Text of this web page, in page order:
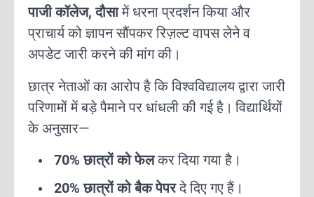
पाजी कॉलेज, दौसामें धरना प्रदर्शन किया और
प्राचार्य को ज्ञापन सौंपकर रिज़ल्ट वापस लेने व
अपडेट जारी करने की मांग की।
छात्र नेताओं का आरोप है कि विश्वविद्यालय द्वारा जारी
परिणामों में बड़े पैमाने पर धांधली की गई है। विद्यार्थियों
के अनुसार—
70% छात्रों को फेलकर दिया गया है।
20% छात्रों को बैक पेपरदे दिए गए हैं।